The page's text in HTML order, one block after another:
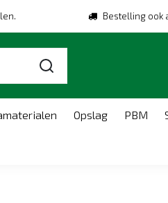
Bestelling ook
Opslag PBM